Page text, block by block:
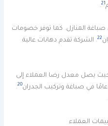
21
.
خاصة بخصم 50% على صباغة المنازل. كما توفر خصومات
22. الشركة تقدم دهانات عالية
يصل معدل رضا العملاء إلى
20
.
العملاء